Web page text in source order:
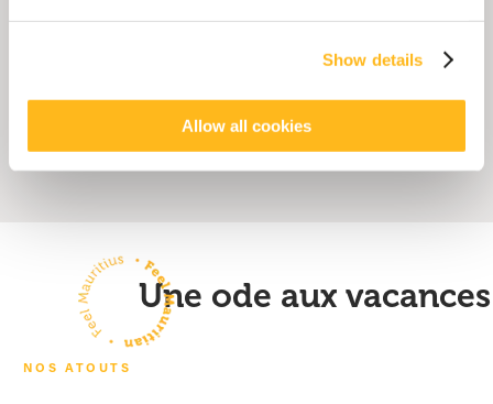
Show details
Allow all cookies
Une ode aux vacances
NOS ATOUTS